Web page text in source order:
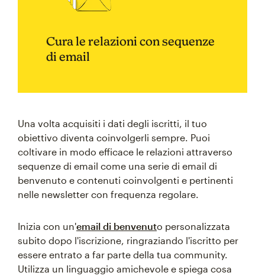
Cura le relazioni con sequenze
di email
Una volta acquisiti i dati degli iscritti, il tuo
obiettivo diventa coinvolgerli sempre. Puoi
coltivare in modo efficace le relazioni attraverso
sequenze di email come una serie di email di
benvenuto e contenuti coinvolgenti e pertinenti
nelle newsletter con frequenza regolare.
Inizia con un'email di benvenuto personalizzata
subito dopo l'iscrizione, ringraziando l'iscritto per
essere entrato a far parte della tua community.
Utilizza un linguaggio amichevole e spiega cosa